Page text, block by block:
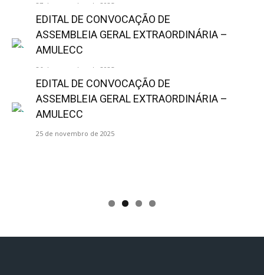
27 de novembro de 2025
EDITAL DE CONVOCAÇÃO DE
ASSEMBLEIA GERAL EXTRAORDINÁRIA –
AMULECC
26 de novembro de 2025
EDITAL DE CONVOCAÇÃO DE
ASSEMBLEIA GERAL EXTRAORDINÁRIA –
AMULECC
25 de novembro de 2025